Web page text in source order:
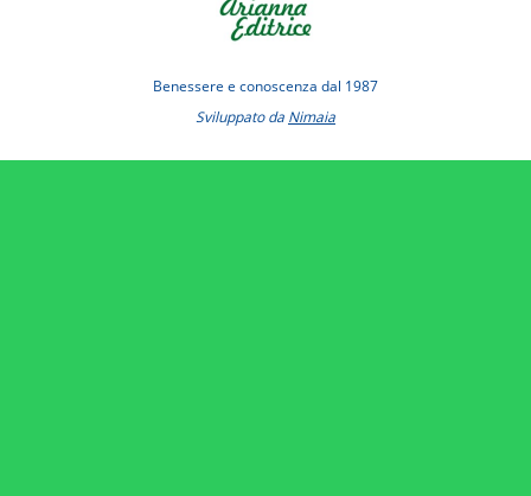
Benessere e conoscenza dal 1987
Sviluppato da Nimaia